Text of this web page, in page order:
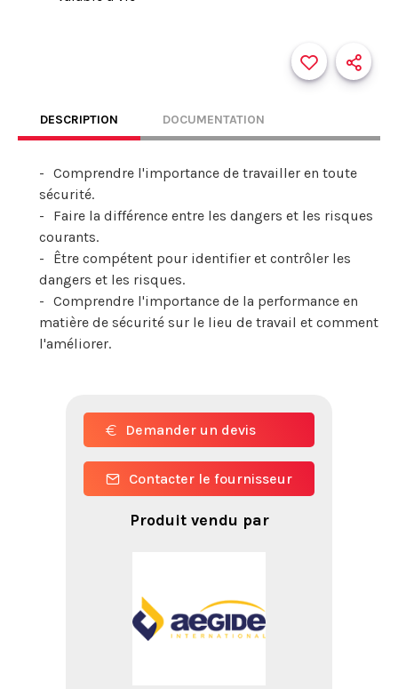
DESCRIPTION DOCUMENTATION
Comprendre l'importance de travailler en toute
sécurité.
Faire la différence entre les dangers et les risques
courants.
Être compétent pour identifier et contrôler les
dangers et les risques.
Comprendre l'importance de la performance en
matière de sécurité sur le lieu de travail et comment
l'améliorer.
Demander un devis
Contacter le fournisseur
Produit vendu par